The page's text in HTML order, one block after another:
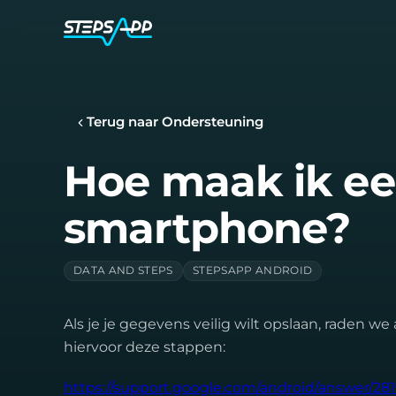
Terug naar Ondersteuning
Hoe maak ik
smartphone?
DATA AND STEPS STEPSAPP ANDROID
Als je je gegevens veilig wilt opslaan, raden
hiervoor deze stappen:
https://support.google.com/android/answer/